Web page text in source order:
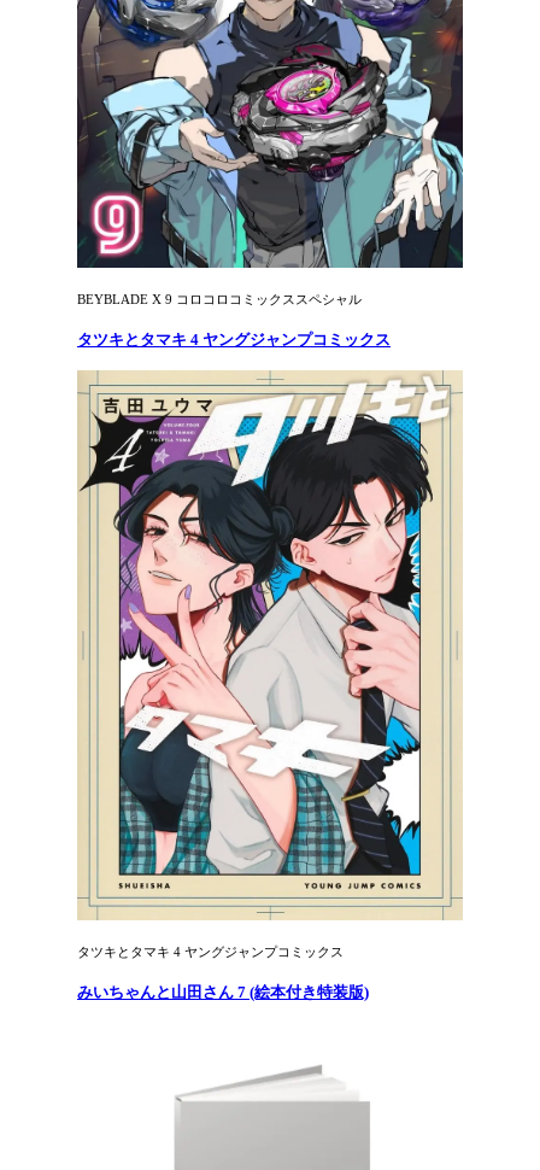
BEYBLADE X 9 コロコロコミックススペシャル
タツキとタマキ 4 ヤングジャンプコミックス
タツキとタマキ 4 ヤングジャンプコミックス
みいちゃんと山田さん 7 (絵本付き特装版)